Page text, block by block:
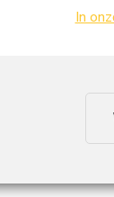
In
zijn van
het
aan turbo-
om de turbo
van de